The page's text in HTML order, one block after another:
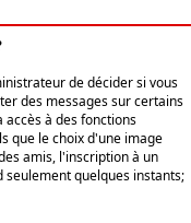
de décider si vous
des messages sur certains
à des fonctions
que le choix d'une image
amis, l'inscription à un
quelques instants;